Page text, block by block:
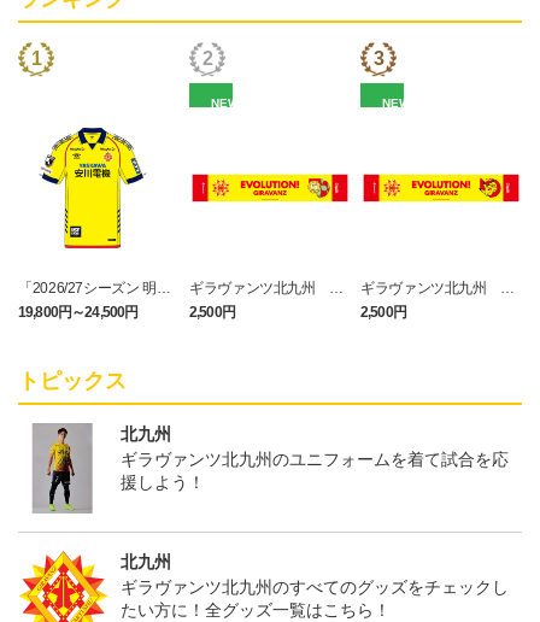
「2026/27シーズン 明治
安田J3リーグ」オーセン
ティックユニフォームFP
19,800円～24,500円
NEW
ギラヴァンツ北九州 キ
マワリ タオルマフラー
2,500円
NEW
ギラヴァンツ北九州 ピ
カチュウ タオルマフラー
2,500円
トピックス
北九州
ギラヴァンツ北九州のユニフォームを着て試合を応
援しよう！
北九州
ギラヴァンツ北九州のすべてのグッズをチェックし
たい方に！全グッズ一覧はこちら！